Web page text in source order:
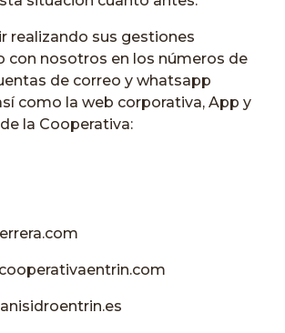
realizando sus gestiones
con nosotros en los números de
de correo y whatsapp
como la web corporativa, App y
la Cooperativa: